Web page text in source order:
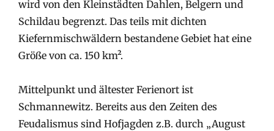
wird von den Kleinstädten Dahlen, Belgern und
Schildau begrenzt. Das teils mit dichten
Kiefernmischwäldern bestandene Gebiet hat eine
Größe von ca. 150 km².
Mittelpunkt und ältester Ferienort ist
Schmannewitz. Bereits aus den Zeiten des
Feudalismus sind Hofjagden z.B. durch „August